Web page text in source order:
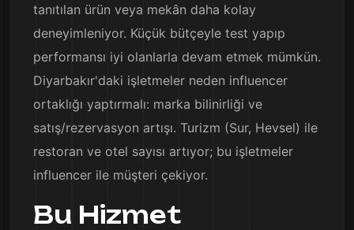
tanıtılan ürün veya mekân daha kolay
deneyimleniyor. Küçük bütçeyle test yapıp
performansı iyi olanlarla devam etmek mümkün.
Diyarbakır'daki işletmeler neden influencer
ortaklığı yaptırmalı: marka bilinirliği ve
satış/rezervasyon artışı. Turizm (Sur, Hevsel) ile
restoran ve otel sayısı artıyor; bu işletmeler
influencer ile müşteri çekiyor.
Bu Hizmet